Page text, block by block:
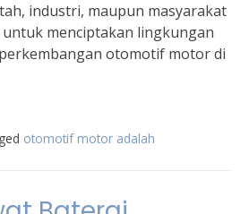
industri, maupun masyarakat
menciptakan lingkungan
otomotif motor di
otomotif motor adalah